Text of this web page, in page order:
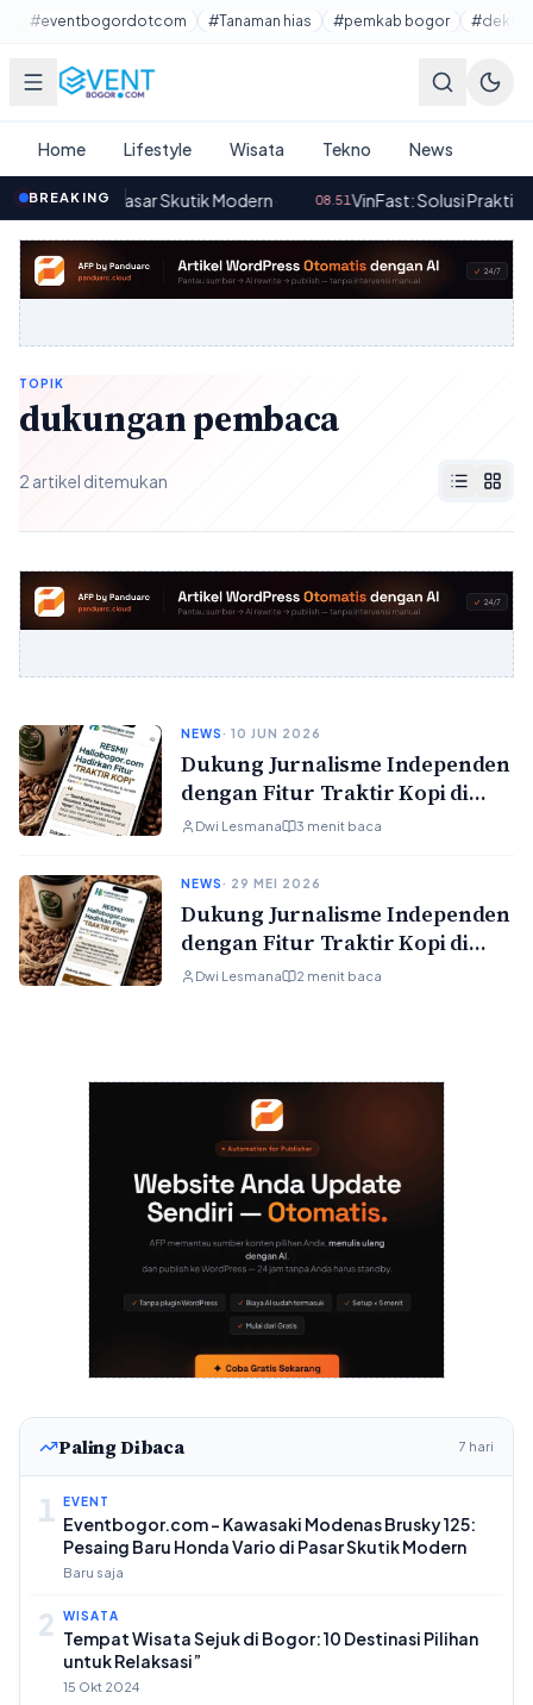
Lewati ke konten utama
#eventbogordotcom #Tanaman hias #pemkab bogor
Home Lifestyle Wisata Tekno News
BREAKING
Vario di Pasar Skutik Modern· 08.51VinFast: Solusi Praktis
TOPIK
dukungan pembaca
2 artikel ditemukan
NEWS· 10 JUN 2026
Dukung Jurnalisme Independen
dengan Fitur Traktir Kopi di
Hallobogor.com
Dwi Lesmana 3 menit baca
NEWS· 29 MEI 2026
Dukung Jurnalisme Independen
dengan Fitur Traktir Kopi di
Hallobogor.com
Dwi Lesmana 2 menit baca
Paling Dibaca 7 hari
1 EVENT
Eventbogor.com – Kawasaki Modenas Brusky 125:
Pesaing Baru Honda Vario di Pasar Skutik Modern
Baru saja
2 WISATA
Tempat Wisata Sejuk di Bogor: 10 Destinasi Pilihan
untuk Relaksasi”
15 Okt 2024